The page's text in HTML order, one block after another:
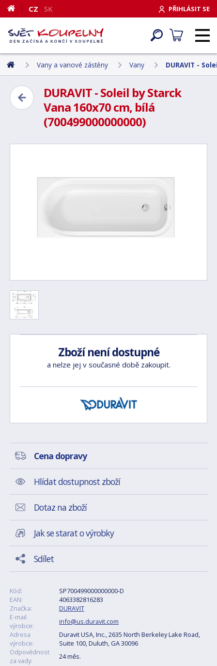
PŘIHLÁSIT SE
CZ SK
Vany a vanové zástěny Vany DURAVIT -
DURAVIT - Soleil by Starck
Vana 160x70 cm, bílá
(700499000000000)
Zboží není dostupné
a nelze jej v současné době zakoupit.
Cena dopravy
Hlídat dostupnost zboží
Dotaz na zboží
Jak se starat o výrobky
Sdílet
Kód:
SP700499000000000-D
EAN:
4063382816283
Značka:
DURAVIT
E-mail
výrobce:
info@us.duravit.com
Adresa
výrobce:
Duravit USA, Inc., 2635 North Berkeley Lake Road,
Suite 100, Duluth, GA 30096
Odpovědnost
za vady:
24 měs.